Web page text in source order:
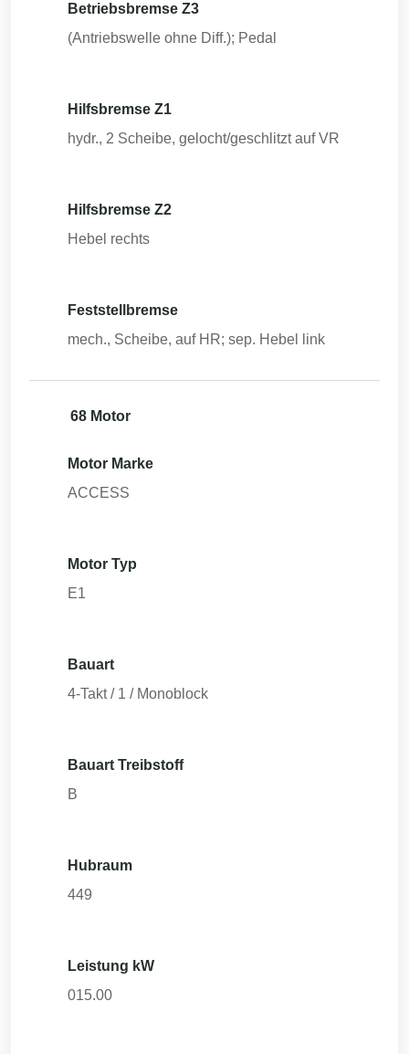
Betriebsbremse Z3
(Antriebswelle ohne Diff.); Pedal
Hilfsbremse Z1
hydr., 2 Scheibe, gelocht/geschlitzt auf VR
Hilfsbremse Z2
Hebel rechts
Feststellbremse
mech., Scheibe, auf HR; sep. Hebel link
68 Motor
Motor Marke
ACCESS
Motor Typ
E1
Bauart
4-Takt / 1 / Monoblock
Bauart Treibstoff
B
Hubraum
449
Leistung kW
015.00